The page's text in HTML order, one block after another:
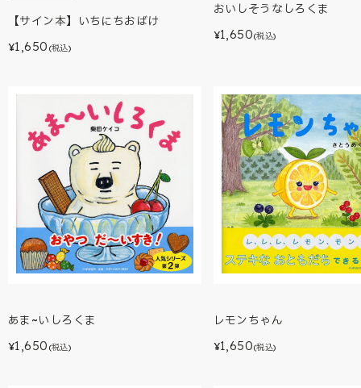
【サイン本】いちにちおばけ
¥1,650 (税込)
おいしそうなしろくま
¥1,650(税込)
あま~いしろくま
¥1,650 (税込)
レモンちゃん
¥1,650(税込)